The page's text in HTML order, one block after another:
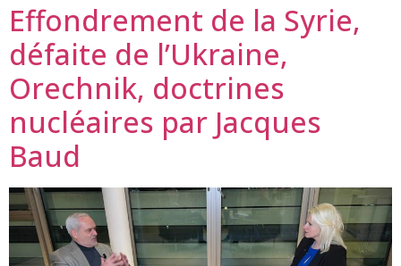
Effondrement de la Syrie,
défaite de l’Ukraine,
Orechnik, doctrines
nucléaires par Jacques
Baud